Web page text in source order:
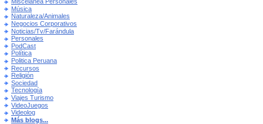
Música
Naturaleza/Animales
Negocios Corporativos
Noticias/Tv/Farándula
Personales
PodCast
Política
Politica Peruana
Recursos
Religión
Sociedad
Tecnología
Viajes Turismo
VideoJuegos
Videolog
Más blogs...